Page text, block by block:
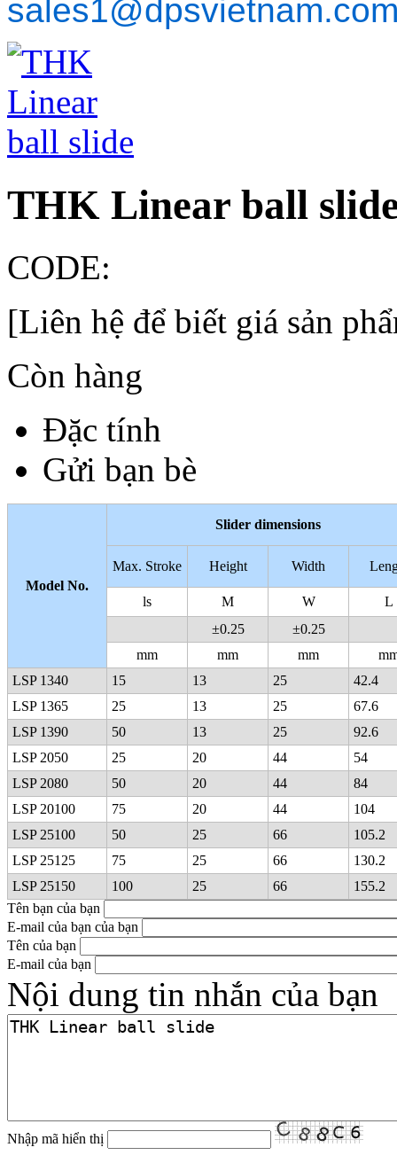
THK Linear ball
CODE:
[Liên hệ để biết giá sản
Còn hàng
Đặc tính
Gửi bạn bè
Model No.
Slider dimensions
Max. Stroke Height Width
ls M W
L
±0.25
±0.25
mm
mm mm
LSP 1340
15 13 25
42.4
LSP 1365
25 13 25
67.6
LSP 1390
50 13 25
92.6
LSP 2050
25 20 44
54
LSP 2080
50 20 44
84
LSP 20100
75 20 44
104
LSP 25100
50 25 66
105.2
LSP 25125
75 25 66
130.2
LSP 25150
100 25 66
155.2
Tên bạn của bạn
E-mail của bạn của bạn
Tên của bạn
E-mail của bạn
Nội dung tin nhắn của bạn
Nhập mã hiển thị